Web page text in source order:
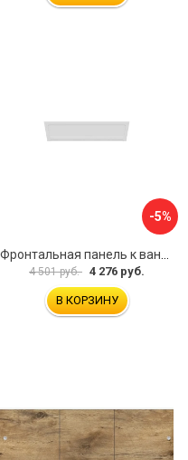
-5%
4 501 руб. 4 276 руб.
В КОРЗИНУ